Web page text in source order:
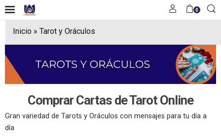
0
Inicio » Tarot y Oráculos
Comprar Cartas de Tarot Online
Gran variedad de Tarots y Oráculos con mensajes para tu día a
día